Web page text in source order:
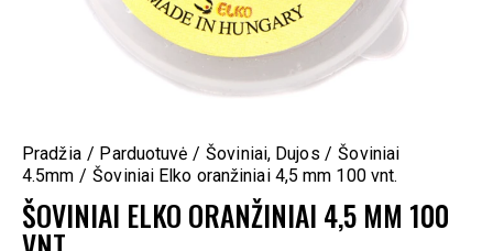
Pradžia Parduotuvė Šoviniai, Dujos
Šoviniai
4.5mm
Šoviniai Elko oranžiniai 4,5 mm 100 vnt.
ŠOVINIAI ELKO ORANŽINIAI 4,5 MM 100